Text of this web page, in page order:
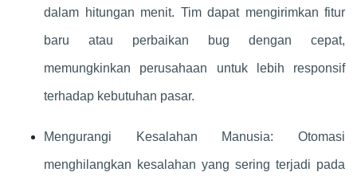
dalam hitungan menit. Tim dapat mengirimkan fitur
baru atau perbaikan bug dengan cepat,
memungkinkan perusahaan untuk lebih responsif
terhadap kebutuhan pasar.
Mengurangi Kesalahan Manusia: Otomasi
menghilangkan kesalahan yang sering terjadi pada